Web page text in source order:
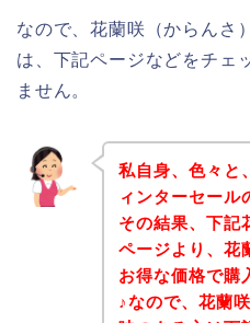
なので、花蘭咲（からんさ
は、下記ページなどをチェ
ません。
私自身、色々と
ィンターセール
その結果、下記
ページより、花
お得な価格で購
♪なので、花蘭